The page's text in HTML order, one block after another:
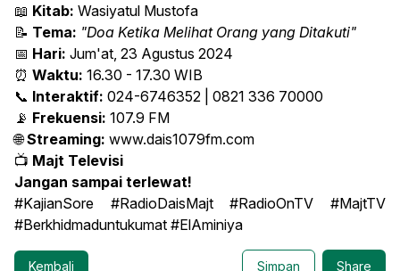
📖 Kitab: Wasiyatul Mustofa
📝 Tema: "Doa Ketika Melihat Orang yang Ditakuti"
📅 Hari: Jum'at, 23 Agustus 2024
⏰ Waktu: 16.30 - 17.30 WIB
📞 Interaktif: 024-6746352 | 0821 336 70000
📡 Frekuensi: 107.9 FM
🌐Streaming: www.dais1079fm.com
📺 Majt Televisi
Jangan sampai terlewat!
#KajianSore #RadioDaisMajt #RadioOnTV #MajtTV
#Berkhidmaduntukumat #ElAminiya
Kembali Simpan Share